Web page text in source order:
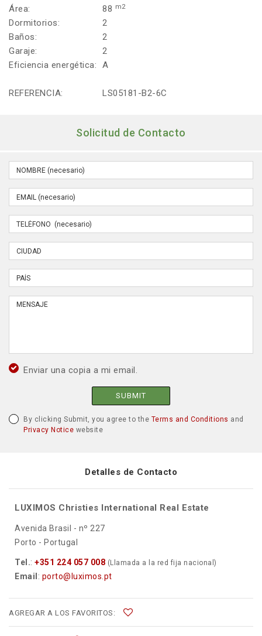
Área:
88 m2
Dormitorios:
2
Baños:
2
Garaje:
2
Eficiencia energética:
A
REFERENCIA: LS05181-B2-6C
Solicitud de Contacto
Enviar una copia a mi email.
SUBMIT
By clicking Submit, you agree to the Terms and Conditions and
Privacy Notice website
Detalles de Contacto
LUXIMOS Christies International Real Estate
Avenida Brasil - nº 227
Porto - Portugal
Tel.: +351 224 057 008 (Llamada a la red fija nacional)
Email : porto@luximos.pt
AGREGAR A LOS FAVORITOS: